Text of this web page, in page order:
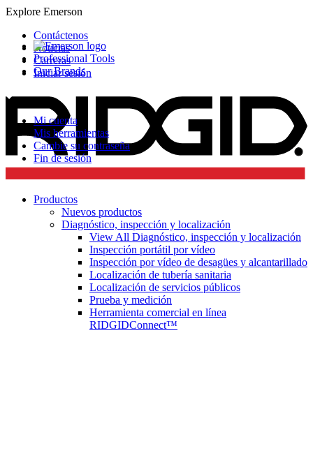
Explore Emerson
Professional Tools
Our Brands
Contáctenos
Noticias
Carreras
Iniciar sesión
Mi cuenta
Mis herramientas
Cambie su contraseña
Fin de sesión
Productos
Nuevos productos
Diagnóstico, inspección y localización
View All Diagnóstico, inspección y localización
Inspección portátil por vídeo
Inspección por vídeo de desagües y alcantarillado
Localización de tubería sanitaria
Localización de servicios públicos
Prueba y medición
Herramienta comercial en línea
RIDGIDConnect™